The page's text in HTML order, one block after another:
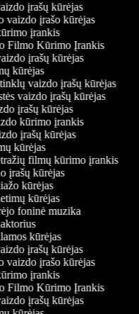
įrašų kūrėjas
vaizdo įrašo kūrėjas
įrankis
Filmo Kūrimo Įrankis
įrašų kūrėjas
kūrėjas
vaizdo įrašų kūrėjas
vaizdo įrašų kūrėjas
įrašų kūrėjas
kūrimo įrankis
įrašų kūrėjas
kūrėjas
filmų kūrimo įrankis
įrašų kūrėjas
kūrėjas
kūrėjas
foninė muzika
kūrėjas
įrašų kūrėjas
vaizdo įrašo kūrėjas
įrankis
Filmo Kūrimo Įrankis
įrašų kūrėjas